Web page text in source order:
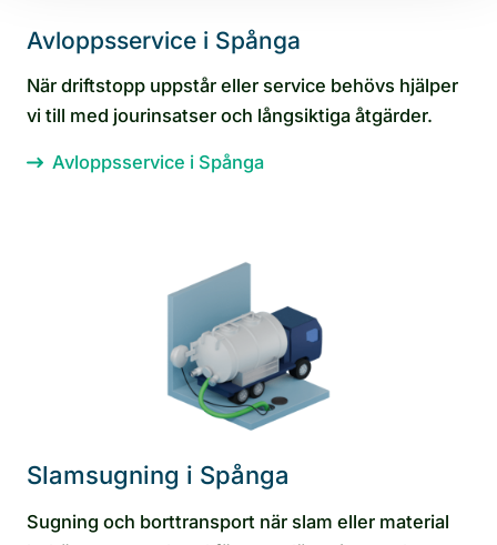
Avloppsservice i Spånga
När driftstopp uppstår eller service behövs hjälper
vi till med jourinsatser och långsiktiga åtgärder.
Avloppsservice i Spånga
Slamsugning i Spånga
Sugning och borttransport när slam eller material